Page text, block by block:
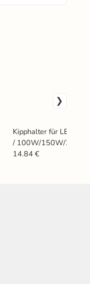
Kipphalter für LED
/ 100W/150W/
HU4
14.84 €